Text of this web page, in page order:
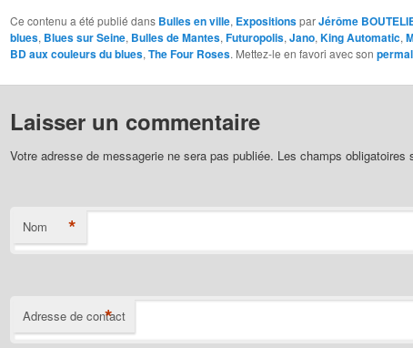
Ce contenu a été publié dans Bulles en ville, ExpositionsparJérôme
blues, Blues sur Seine, Bulles de Mantes, Futuropolis, Jano, King Automatic,
BD aux couleurs du blues, The Four Roses. Mettez-le en favori avec son
Laisser un commentaire
Votre adresse de messagerie ne sera pas publiée. Les champs obligatoires
Nom *
Adresse de contact
*